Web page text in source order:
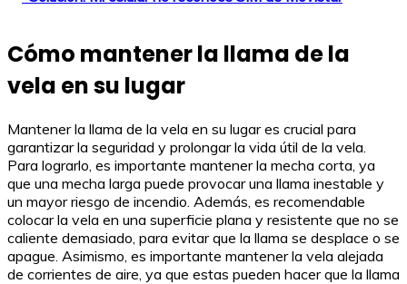
Cómo mantener la llama de la
vela en su lugar
Mantener la llama de la vela en su lugar es crucial para
garantizar la seguridad y prolongar la vida útil de la vela.
Para lograrlo, es importante mantener la mecha corta, ya
que una mecha larga puede provocar una llama inestable y
un mayor riesgo de incendio. Además, es recomendable
colocar la vela en una superficie plana y resistente que no se
caliente demasiado, para evitar que la llama se desplace o se
apague. Asimismo, es importante mantener la vela alejada
de corrientes de aire, ya que estas pueden hacer que la llama